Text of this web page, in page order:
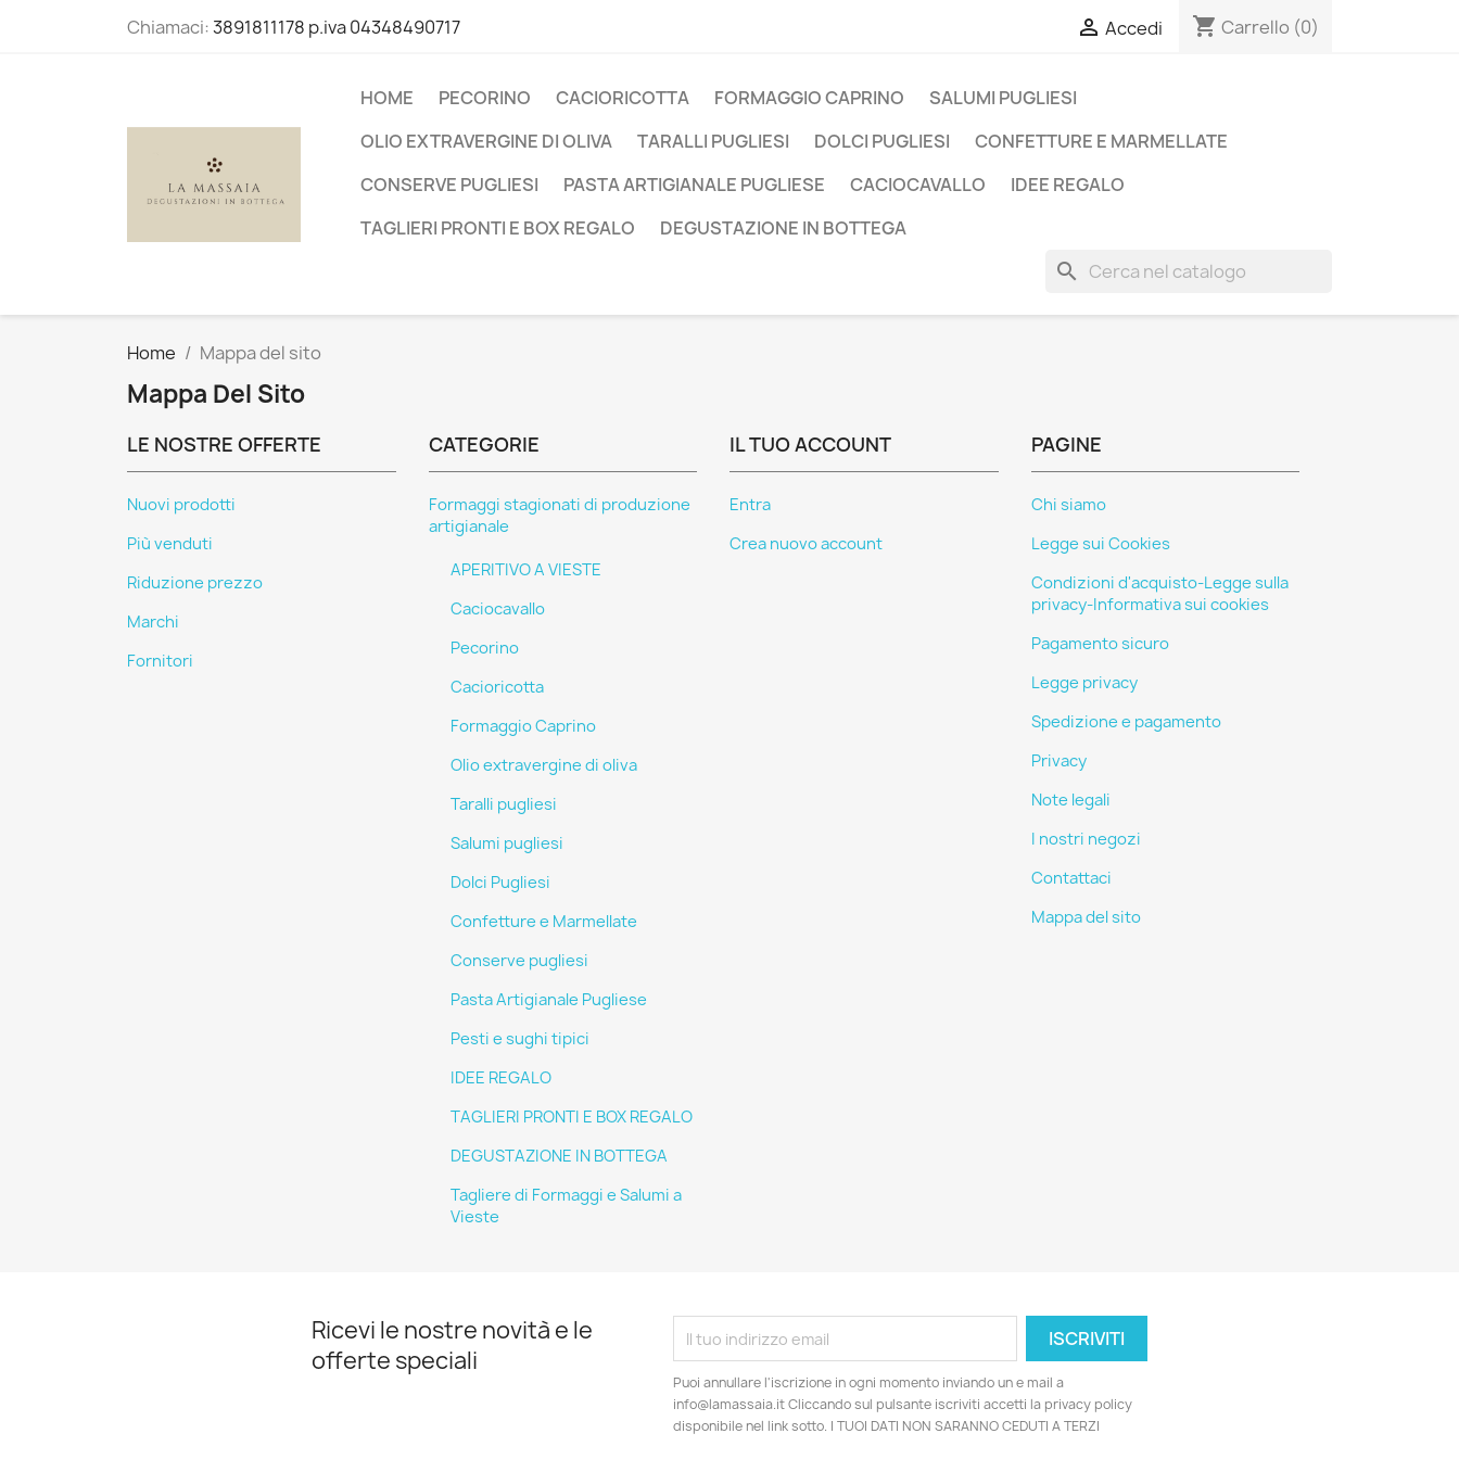
Chiamaci:3891811178 p.iva 04348490717  Accedi shopping_cart Carrello (0)
HOME PECORINO CACIORICOTTA FORMAGGIO CAPRINO
SALUMI PUGLIESI
OLIO EXTRAVERGINE DI OLIVA
TARALLI PUGLIESI DOLCI PUGLIESI
CONFETTURE E MARMELLATE
CONSERVE PUGLIESI
PASTA ARTIGIANALE PUGLIESE CACIOCAVALLO
IDEE REGALO
TAGLIERI PRONTI E BOX REGALO
DEGUSTAZIONE IN BOTTEGA
search
Home Mappa del sito
Mappa Del Sito
LE NOSTRE OFFERTE
Nuovi prodotti
Più venduti
Riduzione prezzo
Marchi
Fornitori
CATEGORIE
Formaggi stagionati di produzione
artigianale
APERITIVO A VIESTE
Caciocavallo
Pecorino
Cacioricotta
Formaggio Caprino
Olio extravergine di oliva
Taralli pugliesi
Salumi pugliesi
Dolci Pugliesi
Confetture e Marmellate
Conserve pugliesi
Pasta Artigianale Pugliese
Pesti e sughi tipici
IDEE REGALO
TAGLIERI PRONTI E BOX REGALO
DEGUSTAZIONE IN BOTTEGA
Tagliere di Formaggi e Salumi a
Vieste
IL TUO ACCOUNT
Entra
Crea nuovo account
PAGINE
Chi siamo
Legge sui Cookies
Condizioni d'acquisto-Legge sulla
privacy-Informativa sui cookies
Pagamento sicuro
Legge privacy
Spedizione e pagamento
Privacy
Note legali
I nostri negozi
Contattaci
Mappa del sito
Ricevi le nostre novità e le
offerte speciali
Puoi annullare l'iscrizione in ogni momento inviando un e mail a
info@lamassaia.it Cliccando sul pulsante iscriviti accetti la privacy policy
disponibile nel link sotto. I TUOI DATI NON SARANNO CEDUTI A TERZI